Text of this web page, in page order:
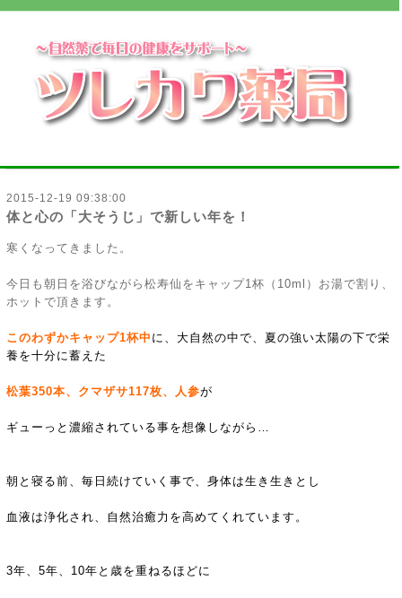
2015-12-19 09:38:00
体と心の「大そうじ」で新しい年を！
寒くなってきました。
今日も朝日を浴びながら松寿仙をキャップ1杯（10ml）お湯で割り、
ホットで頂きます。
このわずかキャップ1杯中 に、大自然の中で、夏の強い太陽の下で栄
養を十分に蓄えた
松葉350本、クマザサ117枚、人参が
ギューっと濃縮されている事を想像しながら…
朝と寝る前、毎日続けていく事で、身体は生き生きとし
血液は浄化され、自然治癒力を高めてくれています。
3年、5年、10年と歳を重ねるほどに